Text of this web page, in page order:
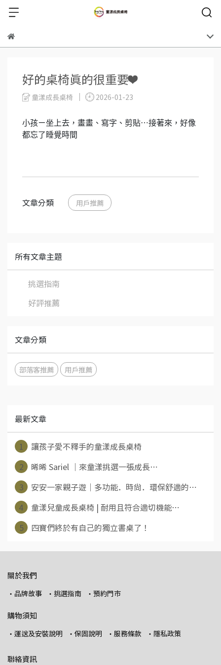
好的桌椅真的很重要❤️
童漾成長桌椅 2026-01-23
小孩ㄧ坐上去，畫畫、寫字、剪貼⋯接著來，好像
都忘了睡覺時間
文章分類 用戶推薦
所有文章主題
挑選指南
好評推薦
文章分類
部落客推薦 用戶推薦
最新文章
1
讓孩子愛不釋手的童漾成長桌椅
2
晞晞 Sariel ｜來童漾挑選一張成長⋯
3
安安一家親子遊｜多功能．時尚．環保舒適的⋯
4
童漾兒童成長桌椅 | 耐用且符合適切機能⋯
5
四寶們終於有自己的獨立書桌了！
關於我們
・品牌故事 ・挑選指南 ・預約門市
購物須知
・運送及安裝說明 ・保固說明 ・服務條款 ・隱私政策
聯絡資訊